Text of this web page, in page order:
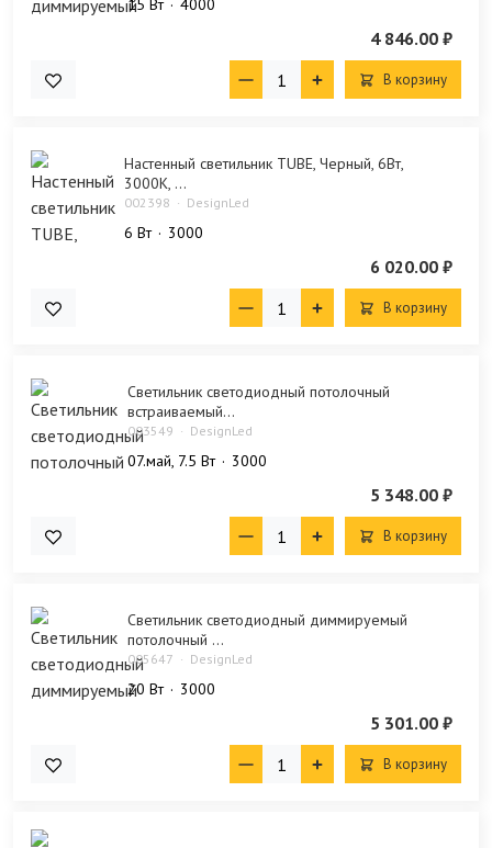
15 Bт 4000
4 846.00 ₽
В корзину
Настенный светильник TUBE, Черный, 6Вт,
3000K, ...
002398 DesignLed
6 Bт 3000
6 020.00 ₽
В корзину
Светильник светодиодный потолочный
встраиваемый...
003549 DesignLed
07.май, 7.5 Bт 3000
5 348.00 ₽
В корзину
Светильник светодиодный диммируемый
потолочный ...
005647 DesignLed
20 Bт 3000
5 301.00 ₽
В корзину